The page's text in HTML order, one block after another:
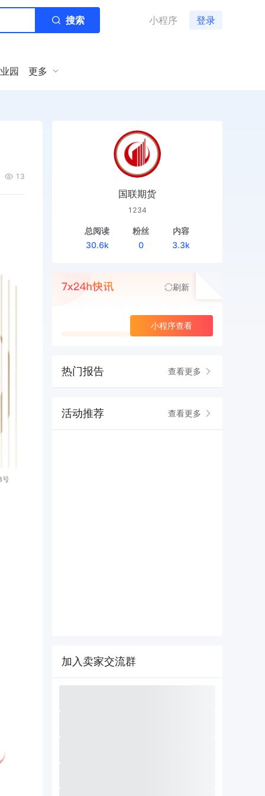
搜索 小程序 登录
园 更多
13
国联期货
1234
总阅读
30.6k
粉丝
0
内容
3.3k
刷新
小程序查看
热门报告 查看更多
活动推荐 查看更多
加入卖家交流群